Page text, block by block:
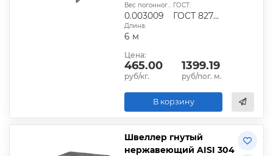
Вес погонного метра, т.:
0.003009
ГОСТ:
ГОСТ 8278-83
Длина:
6 м
Цена:
465.00
руб/кг.
1399.19
руб/пог. м.
В корзину
Швеллер гнутый
нержавеющий AISI 304